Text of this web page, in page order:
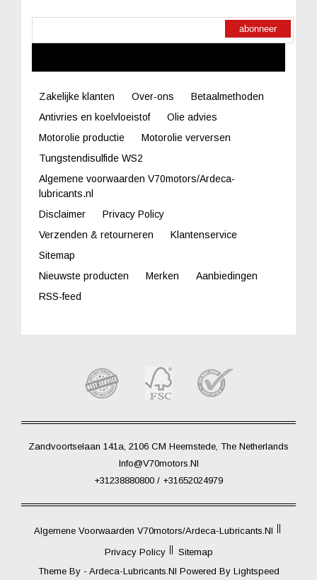
abonneer
Zakelijke klanten Over-ons
Betaalmethoden
Antivries en koelvloeistof
Olie advies
Motorolie productie
Motorolie verversen
Tungstendisulfide WS2
Algemene voorwaarden V70motors/Ardeca-
lubricants.nl
Disclaimer
Privacy Policy
Verzenden & retourneren
Klantenservice
Sitemap
Nieuwste producten
Merken
Aanbiedingen
RSS-feed
Zandvoortselaan 141a, 2106 CM Heemstede, The Netherlands
Info@V70motors.nl
+31238880800 / +31652024979
Algemene Voorwaarden V70motors/Ardeca-Lubricants.nl
Privacy Policy
Sitemap
Theme By - Ardeca-Lubricants.nl Powered By Lightspeed